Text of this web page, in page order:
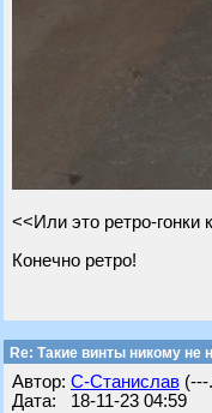
<<Или это ретро-гонки
Конечно ретро!
Re: Такие винты никому не
Автор: С-Станислав
Дата: 18-11-23 04:59